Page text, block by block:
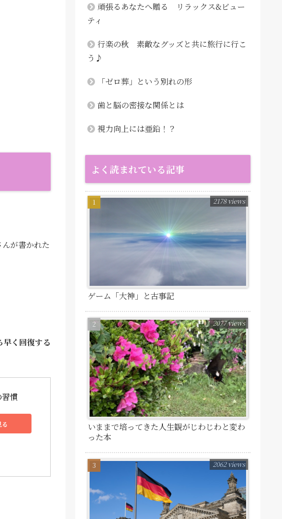
が書かれた
く回復する
習慣
頑張るあなたへ贈る リラックス&ビュー
ティ
行楽の秋 素敵なグッズと共に旅行に行こ
う♪
「ゼロ葬」という別れの形
歯と脳の密接な関係とは
視力向上には亜鉛！？
よく読まれている記事
ゲーム「大神」と古事記
2178 views
いままで培ってきた人生観がじわじわと変わ
った本
2077 views
2062 views